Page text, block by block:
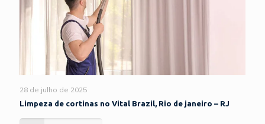
28 de julho de 2025
Limpeza de cortinas no Vital Brazil, Rio de janeiro – RJ